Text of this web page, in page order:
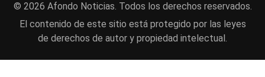
© 2026 Afondo Noticias. Todos los derechos reservados.
El contenido de este sitio está protegido por las leyes
de derechos de autor y propiedad intelectual.